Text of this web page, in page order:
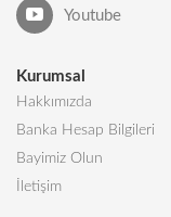
Youtube
Kurumsal
Hakkımızda
Banka Hesap Bilgileri
Bayimiz Olun
İletişim